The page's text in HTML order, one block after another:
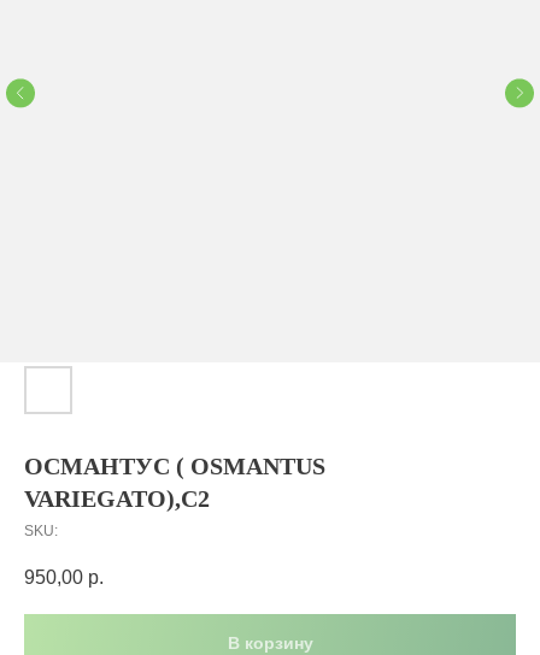
ОСМАНТУС ( OSMANTUS
VARIEGATO),C2
SKU:
950,00 р.
В корзину